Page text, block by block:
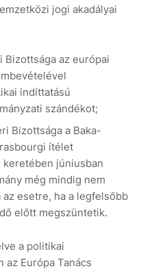
jogi akadályai
Bizottsága az európai
indíttatású
szándékot;
Bizottsága a Baka-
ítélet
júniusban
még mindig nem
esetre, ha a legfelsőbb
előtt megszüntetik.
a politikai
az Európa Tanács